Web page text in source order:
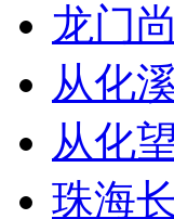
龙门
从化
从化
珠海